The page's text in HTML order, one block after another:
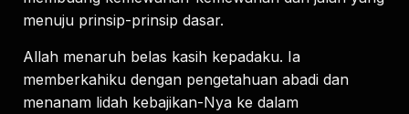
menuju prinsip-prinsip dasar.
Allah menaruh belas kasih kepadaku. Ia
memberkahiku dengan pengetahuan abadi dan
menanam lidah kebajikan-Nya ke dalam